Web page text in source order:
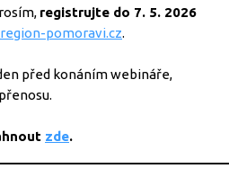
registrujte do 7. 5. 2026
pomoravi.cz.
před konáním webináře,
zde.